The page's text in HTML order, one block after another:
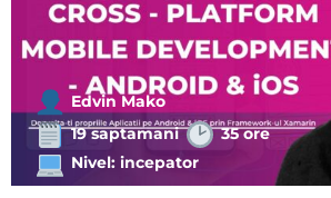
Edvin Mako
19 saptamani
35 ore
Nivel: incepator